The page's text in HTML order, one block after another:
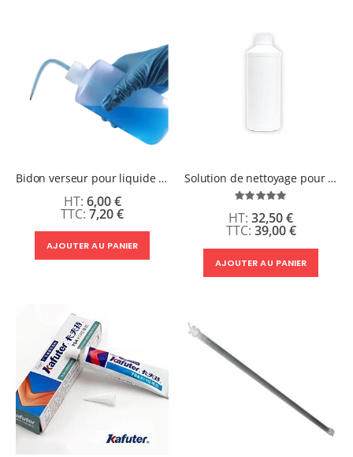
Bidon verseur pour liquide de nettoyage de têtes d'impression
7,20 €
6,00 €
AJOUTER AU PANIER
Solution de nettoyage pour imprimante DTF avec têtes Epson - 1 Litres
Évaluation:
39,00 €
32,50 €
AJOUTER AU PANIER